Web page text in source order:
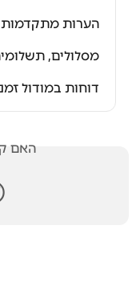
הערות
מסלולים,
דוחות במודול
האם